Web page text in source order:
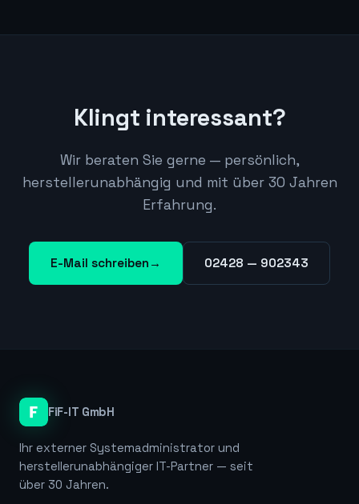
Klingt interessant?
Wir beraten Sie gerne — persönlich,
herstellerunabhängig und mit über 30 Jahren
Erfahrung.
E-Mail schreiben → 02428 — 902343
FiF-IT GmbH
Ihr externer Systemadministrator und
herstellerunabhängiger IT-Partner — seit
über 30 Jahren.